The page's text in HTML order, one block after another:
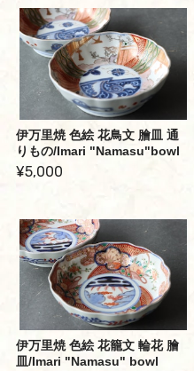
伊万里焼 色絵 花鳥文 膾皿 通
りもの/Imari "Namasu"bowl
¥5,000
伊万里焼 色絵 花籠文 輪花 膾
皿/Imari "Namasu" bowl